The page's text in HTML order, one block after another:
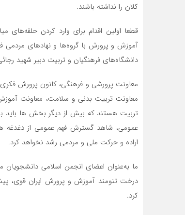
کلان را نداشته باشند.
قطعا اولین اقدام برای وارد کردن
آموزش و پرورش با گروه‌ها و نهادهای
دانشگاه‌های فرهنگیان و تربیت دبیر شهید
معاونت پرورشی و فرهنگی، کانون پرورش
معاونت تربیت بدنی و سلامت، معاونت
تربیت هستند که بیش از دیگر بخش ها باید
عمومی، شاهد گسترش فهم عمومی از دغدغه
اراده و حرکت ملی و مردمی رشد نخواهد کرد.
ما به‌عنوان اعضای انجمن اسلامی
درخت تنومند آموزش و پرورش ایران قوی،
کرد.